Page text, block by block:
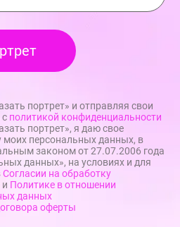
портрет» и отправляя свои
политикой конфиденциальности
портрет», я даю свое
моих персональных данных, в
законом от 27.07.2006 года
данных», на условиях и для
Согласии на обработку
и Политике в отношении
данных
оферты